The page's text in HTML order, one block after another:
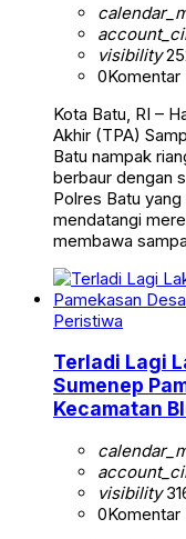
visibility
0Komentar
Kota Batu, RI –
Akhir (TPA)
Batu nampak
berbaur dengan
Polres Batu
mendatangi
membawa
Peristiwa
Terladi Lagi
Sumenep
Kecamatan
visibility
0Komentar